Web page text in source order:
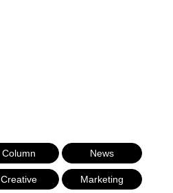
Column News
Creative Marketing